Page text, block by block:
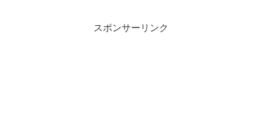
スポンサーリンク